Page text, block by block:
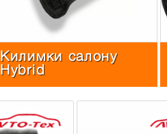
Килимки салону
Hybrid